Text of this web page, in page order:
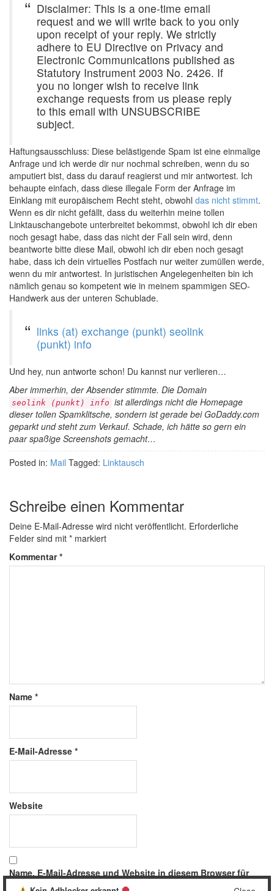
Disclaimer: This is a one-time email
request and we will write back to you only
upon receipt of your reply. We strictly
adhere to EU Directive on Privacy and
Electronic Communications published as
Statutory Instrument 2003 No. 2426. If
you no longer wish to receive link
exchange requests from us please reply
to this email with UNSUBSCRIBE
subject.
Haftungsausschluss: Diese belästigende Spam ist eine einmalige
Anfrage und ich werde dir nur nochmal schreiben, wenn du so
amputiert bist, dass du darauf reagierst und mir antwortest. Ich
behaupte einfach, dass diese illegale Form der Anfrage im
Einklang mit europäischem Recht steht, obwohl das nicht stimmt.
Wenn es dir nicht gefällt, dass du weiterhin meine tollen
Linktauschangebote unterbreitet bekommst, obwohl ich dir eben
noch gesagt habe, dass das nicht der Fall sein wird, denn
beantworte bitte diese Mail, obwohl ich dir eben noch gesagt
habe, dass ich dein virtuelles Postfach nur weiter zumüllen werde,
wenn du mir antwortest. In juristischen Angelegenheiten bin ich
nämlich genau so kompetent wie in meinem spammigen SEO-
Handwerk aus der unteren Schublade.
links (at) exchange (punkt) seolink
(punkt) info
Und hey, nun antworte schon! Du kannst nur verlieren…
Aber immerhin, der Absender stimmte. Die Domain
seolink (punkt) info ist allerdings nicht die Homepage
dieser tollen Spamklitsche, sondern ist gerade bei GoDaddy.com
geparkt und steht zum Verkauf. Schade, ich hätte so gern ein
paar spaßige Screenshots gemacht…
Posted in: Mail Tagged: Linktausch
Schreibe einen Kommentar
Deine E-Mail-Adresse wird nicht veröffentlicht. Erforderliche
Felder sind mit * markiert
Kommentar*
Name *
E-Mail-Adresse *
Website
Name, E-Mail-Adresse und Website in diesem Browser für
meinen nächsten Kommentar speichern.